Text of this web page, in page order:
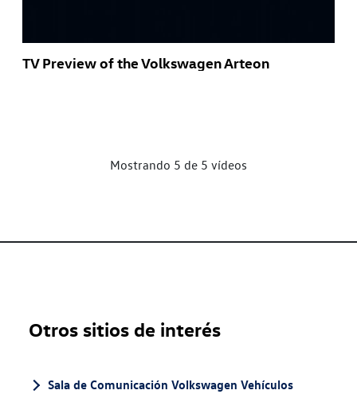
TV Preview of the Volkswagen Arteon
Mostrando 5 de 5 vídeos
Otros sitios de interés
Sala de Comunicación Volkswagen Vehículos